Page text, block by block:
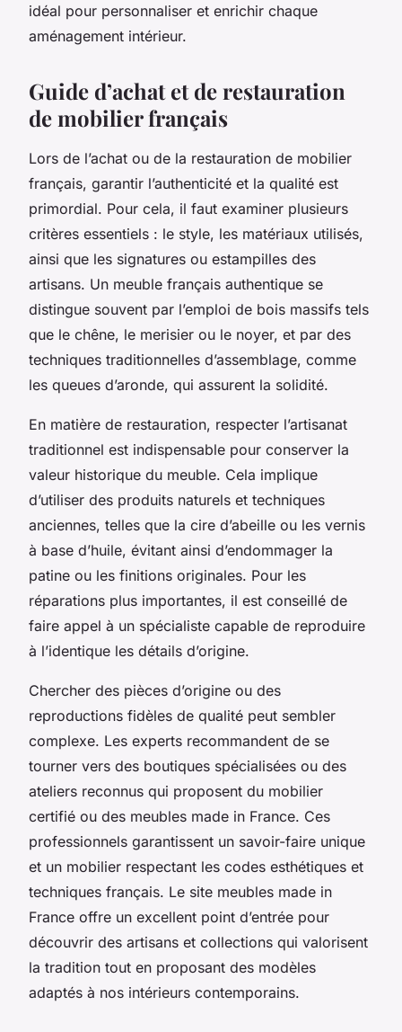
idéal pour personnaliser et enrichir chaque
aménagement intérieur.
Guide d’achat et de restauration
de mobilier français
Lors de l’achat ou de la restauration de mobilier
français, garantir l’authenticité et la qualité est
primordial. Pour cela, il faut examiner plusieurs
critères essentiels : le style, les matériaux utilisés,
ainsi que les signatures ou estampilles des
artisans. Un meuble français authentique se
distingue souvent par l’emploi de bois massifs tels
que le chêne, le merisier ou le noyer, et par des
techniques traditionnelles d’assemblage, comme
les queues d’aronde, qui assurent la solidité.
En matière de restauration, respecter l’artisanat
traditionnel est indispensable pour conserver la
valeur historique du meuble. Cela implique
d’utiliser des produits naturels et techniques
anciennes, telles que la cire d’abeille ou les vernis
à base d’huile, évitant ainsi d’endommager la
patine ou les finitions originales. Pour les
réparations plus importantes, il est conseillé de
faire appel à un spécialiste capable de reproduire
à l’identique les détails d’origine.
Chercher des pièces d’origine ou des
reproductions fidèles de qualité peut sembler
complexe. Les experts recommandent de se
tourner vers des boutiques spécialisées ou des
ateliers reconnus qui proposent du mobilier
certifié ou des meubles made in France. Ces
professionnels garantissent un savoir-faire unique
et un mobilier respectant les codes esthétiques et
techniques français. Le site meubles made in
France offre un excellent point d’entrée pour
découvrir des artisans et collections qui valorisent
la tradition tout en proposant des modèles
adaptés à nos intérieurs contemporains.